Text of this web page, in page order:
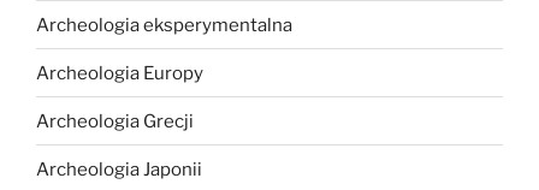
Archeologia eksperymentalna
Archeologia Europy
Archeologia Grecji
Archeologia Japonii